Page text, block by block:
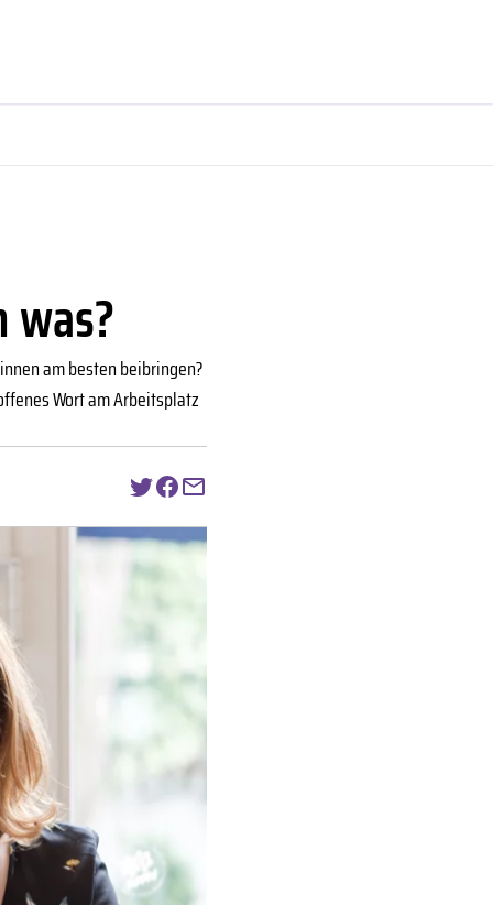
was?
am besten beibringen?
Wort am Arbeitsplatz